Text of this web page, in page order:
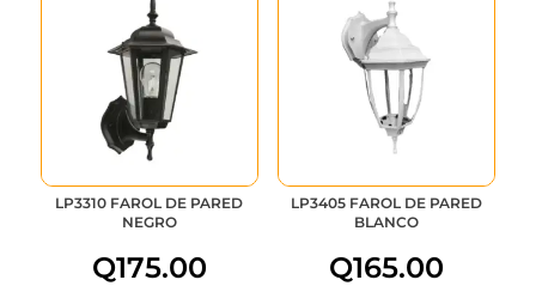
LP3310 FAROL DE PARED
NEGRO
Q175.00
LP3405 FAROL DE PARED
BLANCO
Q165.00